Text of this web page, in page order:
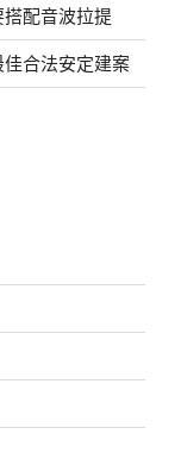
配音波拉提
合法安定建案